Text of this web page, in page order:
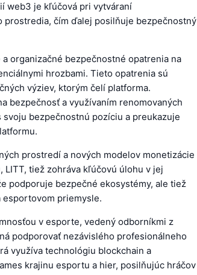
web3 je kľúčová pri vytváraní
čím ďalej posilňuje bezpečnostný
organizačné bezpečnostné opatrenia na
hrozbami. Tieto opatrenia sú
výziev, ktorým čelí platforma.
bezpečnosť a využívaním renomovaných
bezpečnostnú pozíciu a preukazuje
prostredí a nových modelov monetizácie
tiež zohráva kľúčovú úlohu v jej
podporuje bezpečné ekosystémy, ale tiež
priemysle.
v esporte, vedený odborníkmi z
podporovať nezávislého profesionálneho
využíva technológiu blockchain a
krajinu esportu a hier, posilňujúc hráčov